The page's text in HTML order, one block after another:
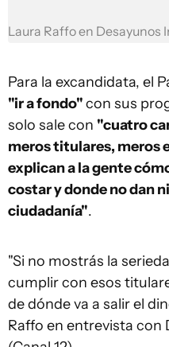
Laura Raffo en Desayunos
Para la excandidata, el
"ir a fondo"con sus
solo sale con "cuatro
meros titulares, meros
explican a la gente
costar y donde no dan
ciudadanía".
"Si no mostrás la
cumplir con esos
de dónde va a salir el
Raffo en entrevista con